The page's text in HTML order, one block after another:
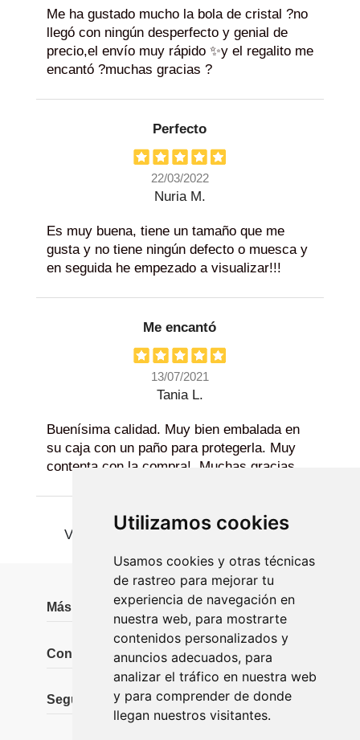
Utilizamos cookies
Usamos cookies y otras técnicas
de rastreo para mejorar tu
experiencia de navegación en
nuestra web, para mostrarte
contenidos personalizados y
anuncios adecuados, para
analizar el tráfico en nuestra web
y para comprender de donde
llegan nuestros visitantes.
Me ha gustado mucho la bola de cristal ?no
llegó con ningún desperfecto y genial de
precio,el envío muy rápido ✨y el regalito me
encantó ?muchas gracias ?
Perfecto
22/03/2022
Nuria M.
Es muy buena, tiene un tamaño que me
gusta y no tiene ningún defecto o muesca y
en seguida he empezado a visualizar!!!
Me encantó
13/07/2021
Tania L.
Buenísima calidad. Muy bien embalada en
su caja con un paño para protegerla. Muy
contenta con la compra!. Muchas gracias.
Ver más
Más información
Contáctanos
Seguidores